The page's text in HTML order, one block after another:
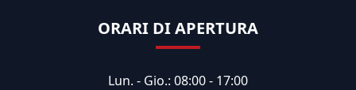
ORARI DI APERTURA
Lun. - Gio.: 08:00 - 17:00